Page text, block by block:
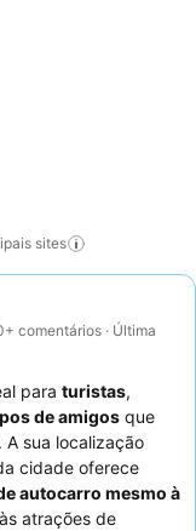
sites
comentários · Última
para turistas,
de amigos que
sua localização
cidade oferece
autocarro mesmo à
atrações de